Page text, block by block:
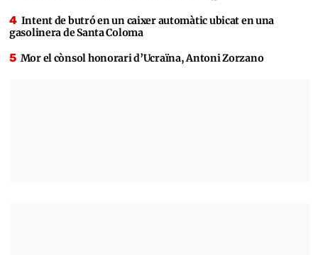
Intent de butró en un caixer automàtic ubicat en una
gasolinera de Santa Coloma
Mor el cònsol honorari d’Ucraïna, Antoni Zorzano